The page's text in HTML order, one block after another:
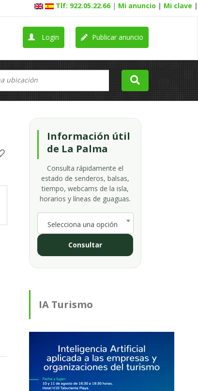
Tlf: 922.05.22.66 | Mi anuncio | Mi clave |
Publicar anuncio
Login
Información útil
de La Palma
Consulta rápidamente el
estado de senderos, balsas,
tiempo, webcams de la isla,
horarios y líneas de guaguas.
Selecciona una opción
Consultar
IA Turismo